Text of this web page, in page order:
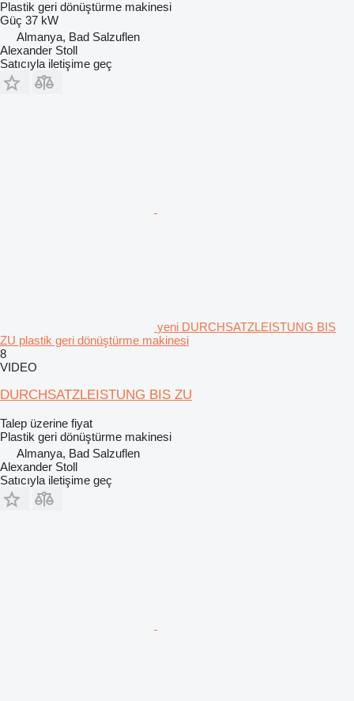
Plastik geri dönüştürme makinesi
Güç 37 kW
Almanya, Bad Salzuflen
Alexander Stoll
Satıcıyla iletişime geç
yeni DURCHSATZLEISTUNG BIS
ZU plastik geri dönüştürme makinesi
8
VIDEO
DURCHSATZLEISTUNG BIS ZU
Talep üzerine fiyat
Plastik geri dönüştürme makinesi
Almanya, Bad Salzuflen
Alexander Stoll
Satıcıyla iletişime geç